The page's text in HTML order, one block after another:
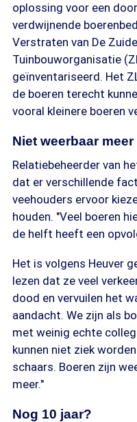
oplossing voor een
verdwijnende
Verstraten van De
Tuinbouworganisatie
geïnventariseerd. Het
de boeren terecht
vooral kleinere boeren
Niet weerbaar meer
Relatiebeheerder van
dat er verschillende
veehouders ervoor
houden. "Veel boeren
de helft heeft een
Het is volgens Heuver
lezen dat ze veel
dood en vervuilen het
aandacht. We zijn als
met weinig echte
kunnen niet ziek
schaars. Boeren zijn
meer."
Nog 10 jaar?